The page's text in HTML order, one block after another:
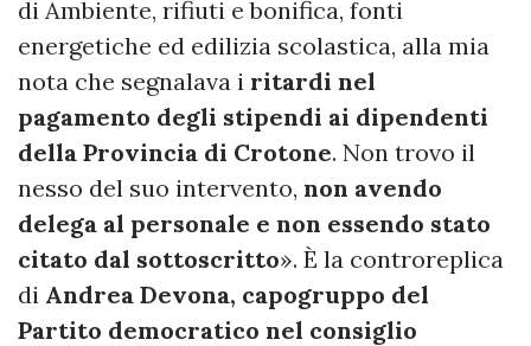
di Ambiente, rifiuti e bonifica, fonti
energetiche ed edilizia scolastica, alla mia
nota che segnalava i ritardi nel
pagamento degli stipendi ai dipendenti
della Provincia di Crotone. Non trovo il
nesso del suo intervento, non avendo
delega al personale e non essendo stato
citato dal sottoscritto». È la controreplica
di Andrea Devona, capogruppo del
Partito democratico nel consiglio